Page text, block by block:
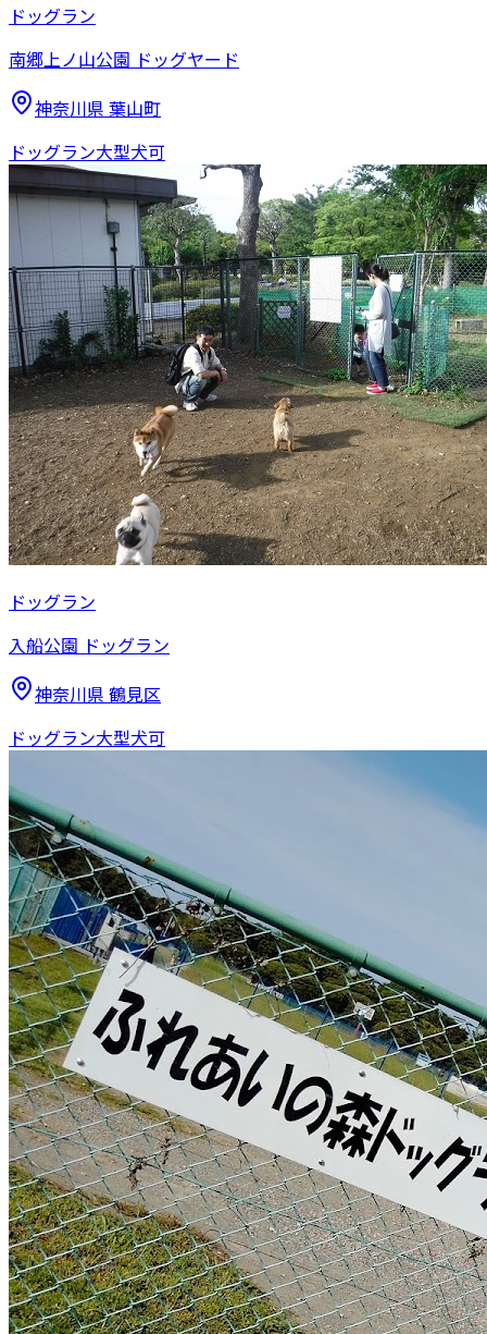
ドッグラン
南郷上ノ山公園 ドッグヤード
神奈川県 葉山町
ドッグラン大型犬可
ドッグラン
入船公園 ドッグラン
神奈川県 鶴見区
ドッグラン大型犬可